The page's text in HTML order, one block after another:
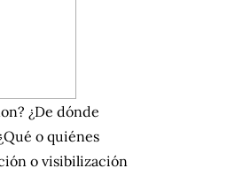
¿De dónde
o quiénes
o visibilización